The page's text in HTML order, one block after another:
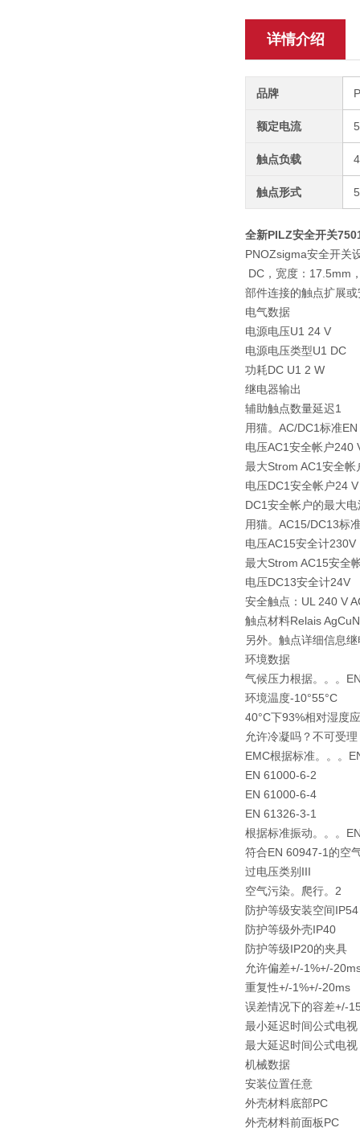
详情介绍
品牌
额定电流
触点负载 4
触点形式 5
全新PILZ安全开关
PNOZsigma安全开关
DC，宽度：17.5mm
部件连接的触点扩展
电气数据
电源电压U1 24 V
电源电压类型U1 DC
功耗DC U1 2 W
继电器输出
辅助触点数量延迟1
用猫。AC/DC1标准
电压AC1安全帐户240
最大Strom AC1安全帐
电压DC1安全帐户24 V
DC1安全帐户的最大
用猫。AC15/DC13标
电压AC15安全计230V
最大Strom AC15安全
电压DC13安全计24V
安全触点：UL 240 V
触点材料Relais
另外。触点详细信息
环境数据
气候压力根据。。。
环境温度-10°55°C
40°C下93%相对湿度
允许冷凝吗？不可受理
EMC根据标准。。。
EN 61000-6-2
EN 61000-6-4
EN 61326-3-1
根据标准振动。。。
符合EN 60947-1的空
过电压类别III
空气污染。爬行。2
防护等级安装空间IP54
防护等级外壳IP40
防护等级IP20的夹具
允许偏差+/-1%+/-
重复性+/-1%+/-20ms
误差情况下的容差+/-
最小延迟时间公式电视
最大延迟时间公式电视
机械数据
安装位置任意
外壳材料底部PC
外壳材料前面板PC